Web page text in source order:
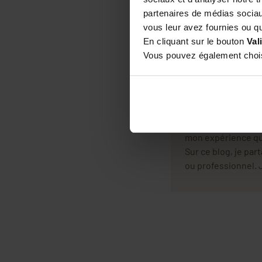
partenaires de médias
vous leur avez fournies ou
En cliquant sur le bouton
Vous pouvez également
À propos
Cet article a été
je suis le
Apiculteur
1929.
mon expérience
Sur ce blog, je
ou professionnel.